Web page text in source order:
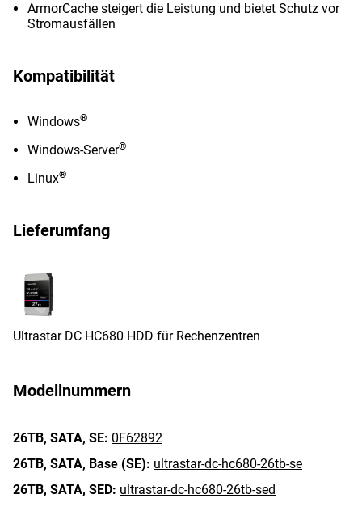
ArmorCache steigert die Leistung und bietet Schutz vor
Stromausfällen
Kompatibilität
Windows®
Windows-Server®
Linux®
Lieferumfang
Ultrastar DC HC680 HDD für Rechenzentren
Modellnummern
26TB, SATA, SE: 0F62892
26TB, SATA, Base (SE): ultrastar-dc-hc680-26tb-se
26TB, SATA, SED: ultrastar-dc-hc680-26tb-sed